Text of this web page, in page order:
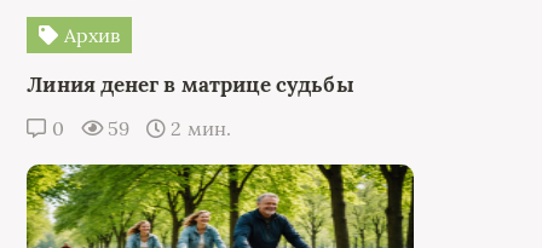
Архив
Линия денег в матрице судьбы
0 59 2 мин.